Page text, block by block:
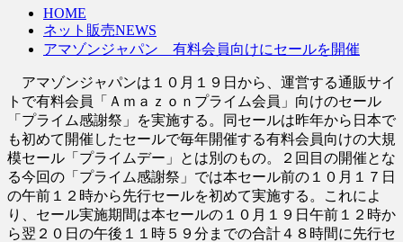
HOME
ネット販売NEWS
アマゾンジャパン 有料会員向けにセールを開催
アマゾンジャパンは１０月１９日から、運営する通販サイ
トで有料会員「Ａｍａｚｏｎプライム会員」向けのセール
「プライム感謝祭」を実施する。同セールは昨年から日本で
も初めて開催したセールで毎年開催する有料会員向けの大規
模セール「プライムデー」とは別のもの。２回目の開催とな
る今回の「プライム感謝祭」では本セール前の１０月１７日
の午前１２時から先行セールを初めて実施する。これによ
り、セール実施期間は本セールの１０月１９日午前１２時か
ら翌２０日の午後１１時５９分までの合計４８時間に先行セ